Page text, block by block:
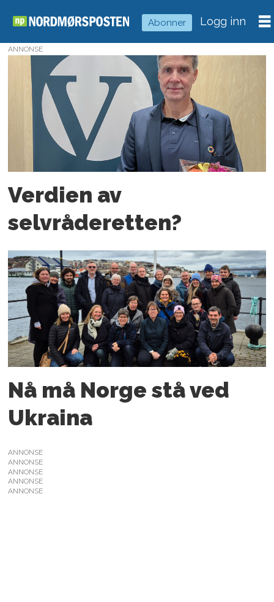
Abonner Logg inn
Tag:
usa
ANNONSE
Verdien av
selvråderetten?
Nå må Norge stå ved
Ukraina
ANNONSE
ANNONSE
ANNONSE
ANNONSE
ANNONSE